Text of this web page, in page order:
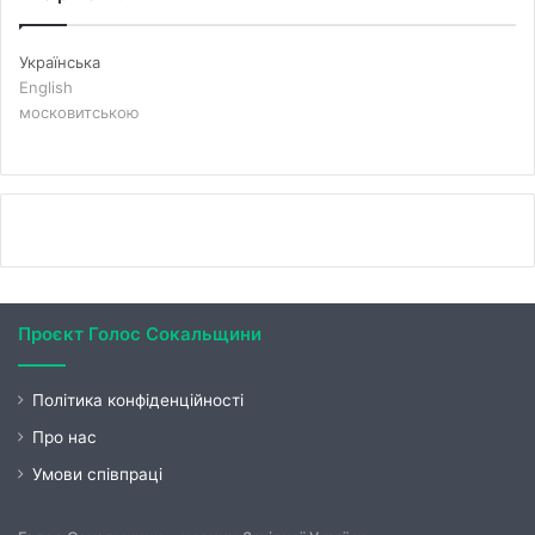
Українська
English
московитською
Проєкт Голос Сокальщини
Політика конфіденційності
Про нас
Умови співпраці